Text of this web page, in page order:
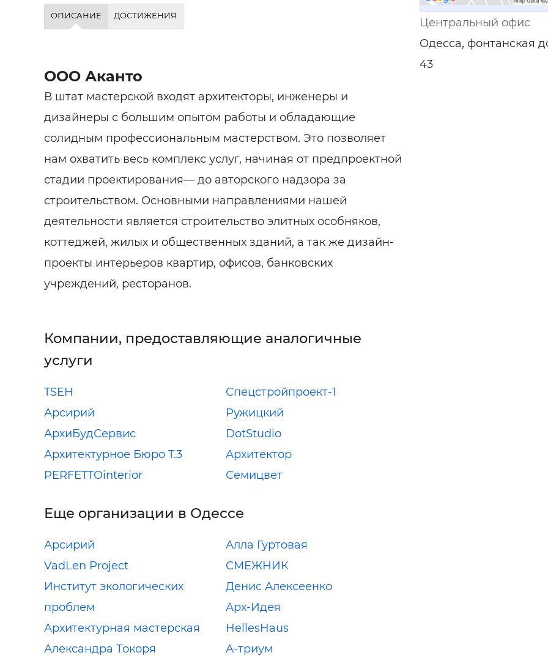
Кирпич, цемент,
щебень и др.
Резюме
ОПИСАНИЕ ДОСТИЖЕНИЯ
ООО Аканто
В штат мастерской входят архитекторы, инженеры и
дизайнеры с большим опытом работы и обладающие
солидным профессиональным мастерством. Это позволяет
нам охватить весь комплекс услуг, начиная от предпроектной
стадии проектирования— до авторского надзора за
строительством. Основными направлениями нашей
деятельности является строительство элитных особняков,
коттеджей, жилых и общественных зданий, а так же дизайн-
проекты интерьеров квартир, офисов, банковских
учреждений, ресторанов.
Компании, предоставляющие аналогичные
услуги
TSEH
Спецстройпроект-1
Арсирий
Ружицкий
АрхиБудСервис
DotStudio
Архитектурное Бюро T.3
Архитектор
PERFETTOinterior
Семицвет
Еще организации в Одессе
Арсирий
Алла Гуртовая
VadLen Project
СМЕЖНИК
Институт экологических
проблем
Денис Алексеенко
Арх-Идея
Архитектурная мастерская
Александра Токоря
HellesHaus
А-триум
Центральный офис
Одесса, фонтанская
43